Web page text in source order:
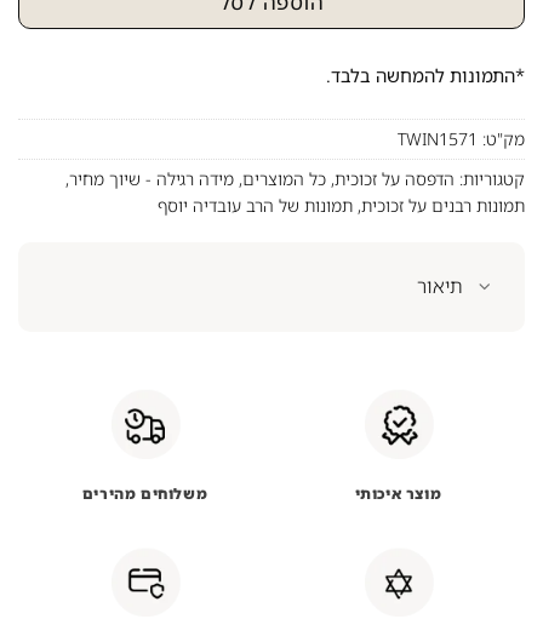
*התמונות להמחשה בלבד.
מק"ט: TWIN1571
קטגוריות: הדפסה על זכוכית, כל המוצרים, מידה רגילה - שיוך מחיר,
תמונות רבנים על זכוכית, תמונות של הרב עובדיה יוסף
תיאור
מוצר איכותי משלוחים מהירים